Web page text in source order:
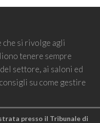
che si rivolge agli
tenere sempre
settore, ai saloni ed
su come gestire
presso il Tribunale di